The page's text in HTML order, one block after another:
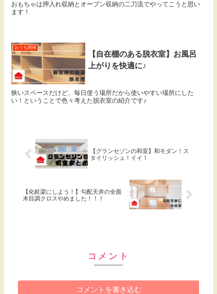
おもちゃは押入れ収納とオープン収納の二刀流でやってこうと思い
ます！
おうち関係
【自在棚のある脱衣室】お風呂
上がりを快適に♪
狭いスペースだけど、毎日使う場所だから使いやすい場所にした
い！ということで色々考えた脱衣室の紹介です♪
【グランセゾンの和室】和モダン！ス
タイリッシュ！イイ！
【化粧梁にしよう！】勾配天井の全面
木目調クロスやめました！！！
コメント
コメントを書き込む